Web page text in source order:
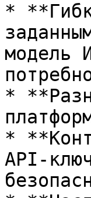
*
модель
*
*
API-